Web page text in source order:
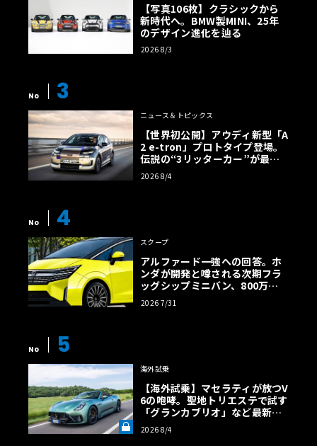
【写真106枚】クラシックから
新時代へ。BMW製MINI、25年
のデザイン進化を辿る
2026 8/3
No 3
ニュース＆トピックス
【世界初公開】アウディ新型「A
2 e-tron」プロトタイプ登場。
伝説の“3リッターカー”が最高
効率エントリーBEVとして復活
【画像38枚】
2026 8/4
No 4
スクープ
アルファード一強への回答。ホ
ンダが開発と噂される次期フラ
ッグシップミニバン、800万円
超の勝算【予想CG】
2026 7/31
No 5
海外試乗
【海外試乗】マセラティが放つV
6の咆哮。聖地トリエステで試す
「グランカブリオ」など最新ト
ロフェオ3台の官能評価《LE VO
LANT LAB》
2026 8/4